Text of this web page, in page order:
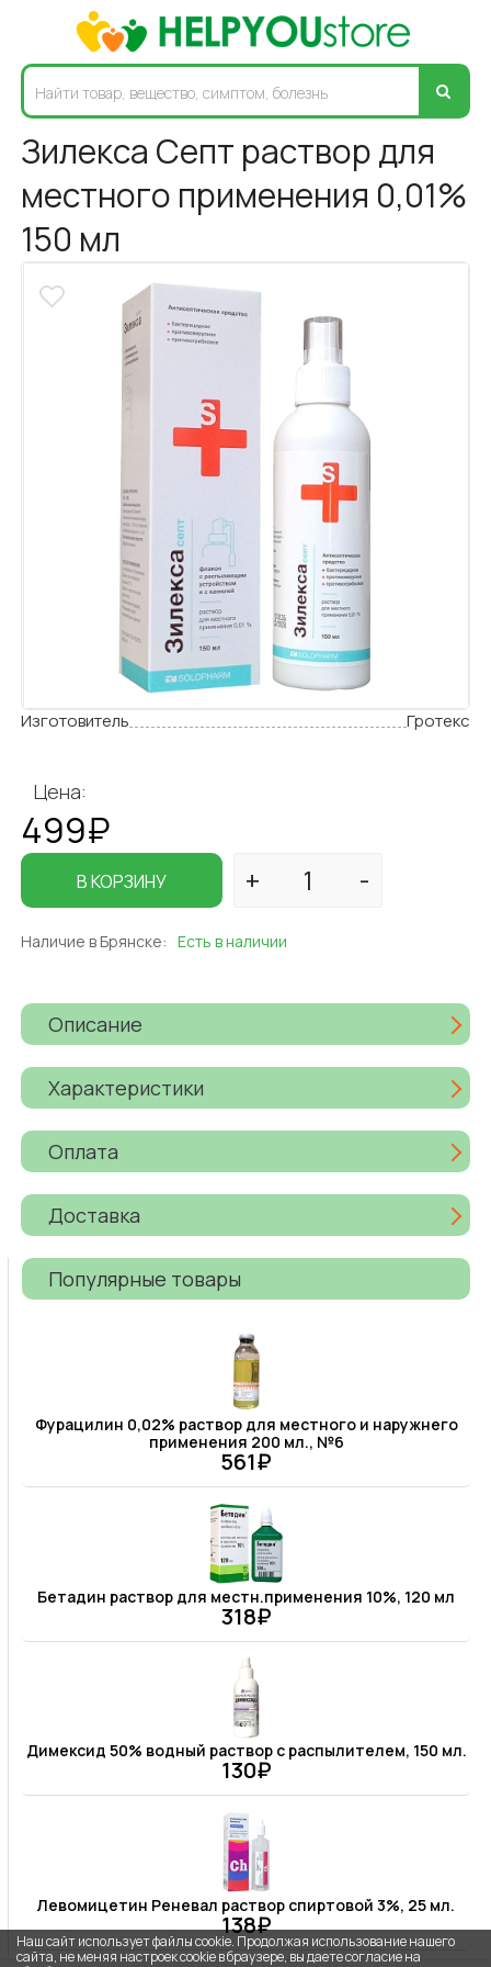
Зилекса Септ раствор для
местного применения 0,01%
150 мл
Изготовитель Гротекс
Цена:
499₽
В КОРЗИНУ
Наличие в Брянске: Есть в наличии
Описание
Характеристики
Оплата
Доставка
Популярные товары
Фурацилин 0,02% раствор для местного и наружнего
применения 200 мл., №6
561₽
Бетадин раствор для местн.применения 10%, 120 мл
318₽
Димексид 50% водный раствор с распылителем, 150 мл.
130₽
Левомицетин Реневал раствор спиртовой 3%, 25 мл.
138₽
Наш сайт использует файлы cookie. Продолжая использование нашего
сайта, не меняя настроек cookie в браузере, вы даете согласие на